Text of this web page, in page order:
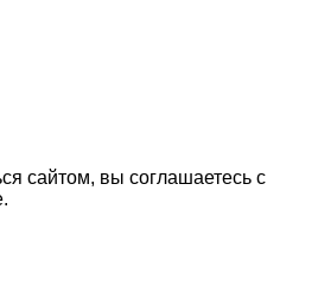
сайтом, вы соглашаетесь с